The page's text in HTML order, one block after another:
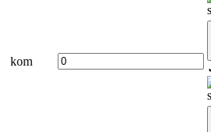
kom